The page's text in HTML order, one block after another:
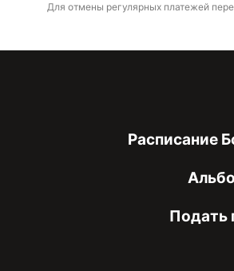
Для отмены регулярных платежей
Расписание
Подать